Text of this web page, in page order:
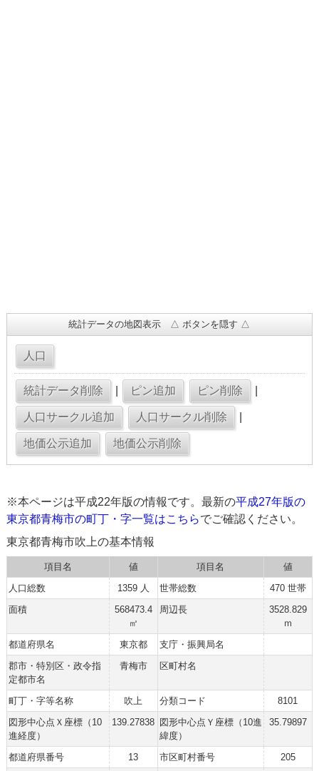
統計データの地図表示 △ ボタンを隠す △
※本ページは平成22年版の情報です。最新の平成27年版の
東京都青梅市の町丁・字一覧はこちらでご確認ください。
東京都青梅市吹上の基本情報
項目名 値 項目名
値
人口総数
1359 人 世帯総数
470 世帯
面積
568473.4
㎡
周辺長
3528.829
ｍ
都道府県名
東京都
支庁・振興局名
郡市・特別区・政令指
定都市名
青梅市 区町村名
町丁・字等名称 吹上 分類コード
8101
図形中心点Ｘ座標（10
進経度）
139.27838 図形中心点Ｙ座標（10進
緯度）
35.79897
都道府県番号 13 市区町村番号 205